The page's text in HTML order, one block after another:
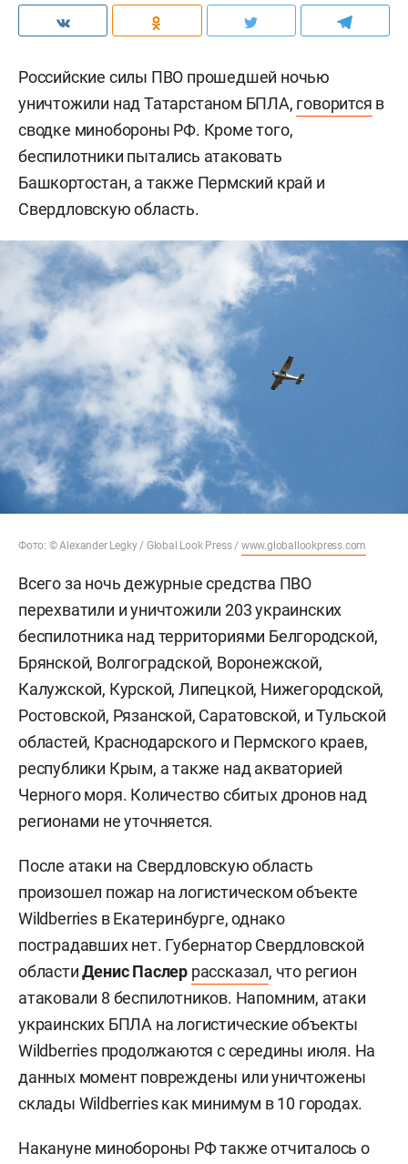
Российские силы ПВО прошедшей ночью
уничтожили над Татарстаном БПЛА, говорится в
сводке минобороны РФ. Кроме того,
беспилотники пытались атаковать
Башкортостан, а также Пермский край и
Свердловскую область.
Фото: © Alexander Legky / Global Look Press / www.globallookpress.com
Всего за ночь дежурные средства ПВО
перехватили и уничтожили 203 украинских
беспилотника над территориями Белгородской,
Брянской, Волгоградской, Воронежской,
Калужской, Курской, Липецкой, Нижегородской,
Ростовской, Рязанской, Саратовской, и Тульской
областей, Краснодарского и Пермского краев,
республики Крым, а также над акваторией
Черного моря. Количество сбитых дронов над
регионами не уточняется.
После атаки на Свердловскую область
произошел пожар на логистическом объекте
Wildberries в Екатеринбурге, однако
пострадавших нет. Губернатор Свердловской
областиДенис Паслер рассказал, что регион
атаковали 8 беспилотников. Напомним, атаки
украинских БПЛА на логистические объекты
Wildberries продолжаются с середины июля. На
данных момент повреждены или уничтожены
склады Wildberries как минимум в 10 городах.
Накануне минобороны РФ также отчиталось о